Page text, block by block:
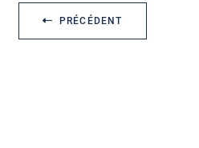
PRÉCÉDENT